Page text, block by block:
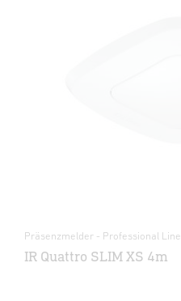
Präsenzmelder - Professional Line
IR Quattro SLIM XS 4m